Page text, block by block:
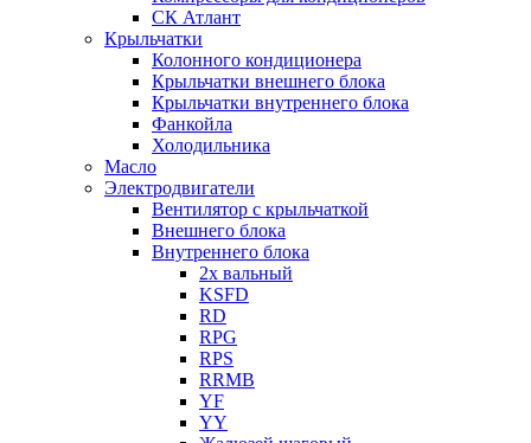
СК Атлант
Крыльчатки
Колонного кондиционера
Крыльчатки внешнего блока
Крыльчатки внутреннего блока
Фанкойла
Холодильника
Масло
Электродвигатели
Вентилятор с крыльчаткой
Внешнего блока
Внутреннего блока
2х вальный
KSFD
RD
RPG
RPS
RRMB
YF
YY